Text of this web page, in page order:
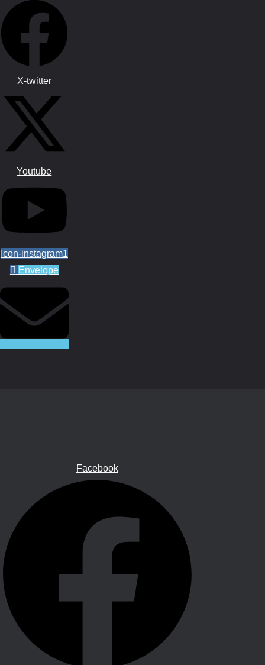
X-twitter
Youtube
Icon-instagram1
Envelope
Facebook